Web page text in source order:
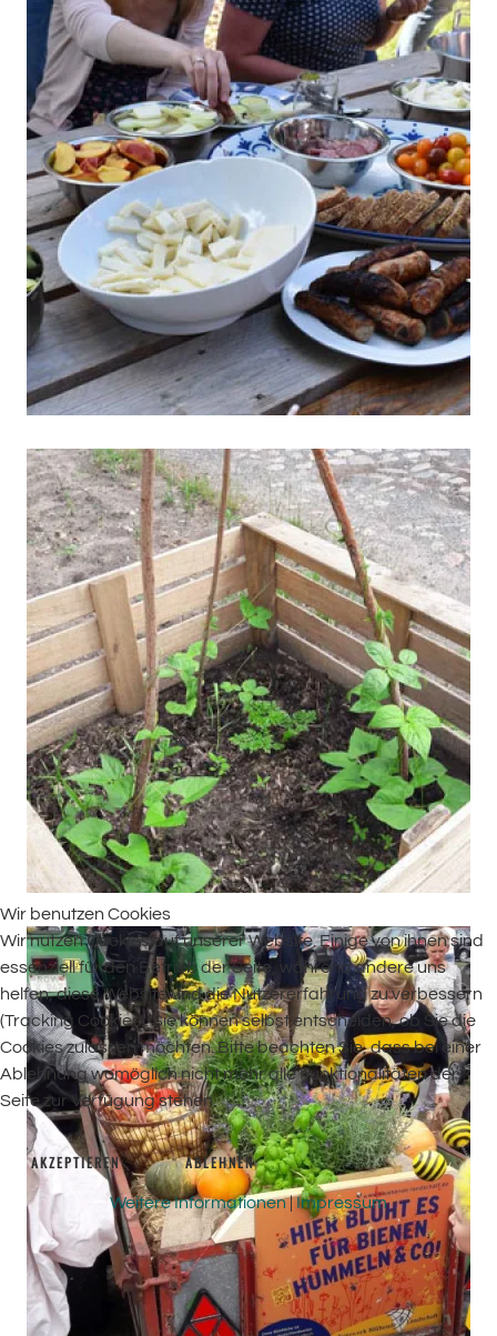
Wir benutzen Cookies
Wir nutzen Cookies auf unserer Website. Einige von ihnen sind
essenziell für den Betrieb der Seite, während andere uns
helfen, diese Website und die Nutzererfahrung zu verbessern
(Tracking Cookies). Sie können selbst entscheiden, ob Sie die
Cookies zulassen möchten. Bitte beachten Sie, dass bei einer
Ablehnung womöglich nicht mehr alle Funktionalitäten der
Seite zur Verfügung stehen.
AKZEPTIEREN ABLEHNEN
Weitere Informationen|Impressum